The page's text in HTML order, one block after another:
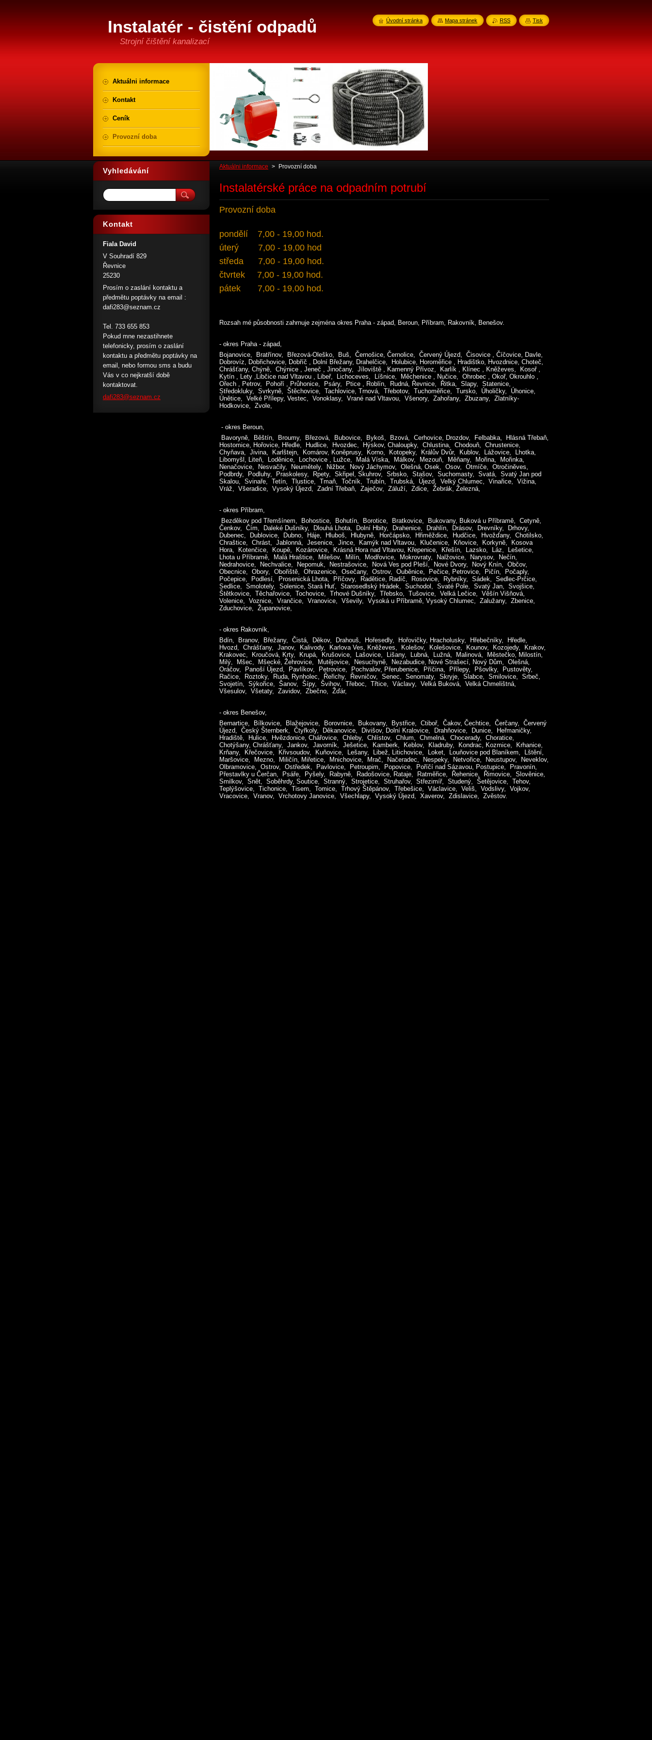
Instalatér - čistění odpadů
Strojní čištění kanalizací
Aktuálni informace > Provozní doba
Instalatérské práce na odpadním potrubí
Provozní doba
pondělí 7,00 - 19,00 hod.
úterý 7,00 - 19,00 hod
středa 7,00 - 19,00 hod.
čtvrtek 7,00 - 19,00 hod.
pátek 7,00 - 19,00 hod.
Rozsah mé působnosti zahrnuje zejména okres Praha - západ, Beroun, Příbram, Rakovník, Benešov.
- okres Praha - západ,
Bojanovice, Bratřínov, Březová-Oleško, Buš, Černošice, Černolice, Červený Újezd, Čisovice , Číčovice, Davle,
Dobrovíz, Dobřichovice, Dobříč , Dolní Břežany, Drahelčice, Holubice, Horoměřice , Hradištko, Hvozdnice, Choteč,
Chrášťany, Chýně, Chýnice , Jeneč , Jinočany, Jíloviště , Kamenný Přívoz, Karlík , Klínec , Kněževes, Kosoř ,
Kytín , Lety ,Libčice nad Vltavou , Libeř, Lichoceves, Líšnice, Měchenice , Nučice, Ohrobec , Okoř, Okrouhlo ,
Ořech , Petrov, Pohoří , Průhonice, Psáry, Ptice , Roblín, Rudná, Řevnice, Řitka, Slapy, Statenice,
Středokluky, Svrkyně, Štěchovice, Tachlovice, Trnová, Třebotov, Tuchoměřice, Tursko, Úholičky, Úhonice,
Únětice, Velké Přílepy, Vestec, Vonoklasy, Vrané nad Vltavou, Všenory, Zahořany, Zbuzany, Zlatníky-
Hodkovice, Zvole,
- okres Beroun,
Bavoryně, Běštín, Broumy, Březová, Bubovice, Bykoš, Bzová, Cerhovice, Drozdov, Felbabka, Hlásná Třebaň,
Hostomice, Hořovice, Hředle, Hudlice, Hvozdec, Hýskov, Chaloupky, Chlustina, Chodouň, Chrustenice,
Chyňava, Jivina, Karlštejn, Komárov, Koněprusy, Korno, Kotopeky, Králův Dvůr, Kublov, Lážovice, Lhotka,
Libomyšl, Liteň, Loděnice, Lochovice , Lužce, Malá Víska, Málkov, Mezouň, Měňany, Mořina, Mořinka,
Nenačovice, Nesvačily, Neumětely, Nižbor, Nový Jáchymov, Olešná, Osek, Osov, Otmíče, Otročiněves,
Podbrdy, Podluhy, Praskolesy, Rpety, Skřipel, Skuhrov, Srbsko, Stašov, Suchomasty, Svatá, Svatý Jan pod
Skalou, Svinaře, Tetín, Tlustice, Tmaň, Točník, Trubín, Trubská, Újezd, Velký Chlumec, Vinařice, Vižina,
Vráž, Všeradice, Vysoký Újezd, Zadní Třebaň, Zaječov, Záluží, Zdice, Žebrák, Železná,
- okres Příbram,
Bezděkov pod Třemšínem, Bohostice, Bohutín, Borotice, Bratkovice, Bukovany, Buková u Příbramě, Cetyně,
Čenkov, Čím, Daleké Dušníky, Dlouhá Lhota, Dolní Hbity, Drahenice, Drahlín, Drásov, Drevníky, Drhovy,
Dubenec, Dublovice, Dubno, Háje, Hluboš, Hlubyně, Horčápsko, Hřiměždice, Hudčice, Hvožďany, Chotilsko,
Chraštice, Chrást, Jablonná, Jesenice, Jince, Kamýk nad Vltavou, Klučenice, Kňovice, Korkyně, Kosova
Hora, Kotenčice, Koupě, Kozárovice, Krásná Hora nad Vltavou, Křepenice, Křešín, Lazsko, Láz, Lešetice,
Lhota u Příbramě, Malá Hraštice, Milešov, Milín, Modřovice, Mokrovraty, Nalžovice, Narysov, Nečín,
Nedrahovice, Nechvalice, Nepomuk, Nestrašovice, Nová Ves pod Pleší, Nové Dvory, Nový Knín, Občov,
Obecnice, Obory, Obořiště, Ohrazenice, Osečany, Ostrov, Ouběnice, Pečice, Petrovice, Pičín, Počaply,
Počepice, Podlesí, Prosenická Lhota, Příčovy, Radětice, Radíč, Rosovice, Rybníky, Sádek, Sedlec-Prčice,
Sedlice, Smolotely, Solenice, Stará Huť, Starosedlský Hrádek, Suchodol, Svaté Pole, Svatý Jan, Svojšice,
Štětkovice, Těchařovice, Tochovice, Trhové Dušníky, Třebsko, Tušovice, Velká Lečice, Věšín Višňová,
Volenice, Voznice, Vrančice, Vranovice, Vševily, Vysoká u Příbramě, Vysoký Chlumec, Zalužany, Zbenice,
Zduchovice, Županovice,
- okres Rakovník,
Bdín, Branov, Břežany, Čistá, Děkov, Drahouš, Hořesedly, Hořovičky, Hracholusky, Hřebečníky, Hředle,
Hvozd, Chrášťany, Janov, Kalivody, Karlova Ves, Kněževes, Kolešov, Kolešovice, Kounov, Kozojedy, Krakov,
Krakovec, Kroučová, Krty, Krupá, Krušovice, Lašovice, Lišany, Lubná, Lužná, Malinová, Městečko, Milostín,
Milý, Mšec, Mšecké, Žehrovice, Mutějovice, Nesuchyně, Nezabudice, Nové Strašecí, Nový Dům, Olešná,
Oráčov, Panoší Újezd, Pavlíkov, Petrovice, Pochvalov, Přerubenice, Příčina, Přílepy, Pšovlky, Pustověty,
Račice, Roztoky, Ruda, Rynholec, Řeřichy, Řevničov, Senec, Senomaty, Skryje, Slabce, Smilovice, Srbeč,
Svojetín, Sýkořice, Šanov, Šípy, Švihov, Třeboc, Třtice, Václavy, Velká Buková, Velká Chmelištná,
Všesulov, Všetaty, Zavidov, Zbečno, Žďár,
- okres Benešov,
Bernartice, Bílkovice, Blažejovice, Borovnice, Bukovany, Bystřice, Ctiboř, Čakov, Čechtice, Čerčany, Červený
Újezd, Český Šternberk, Čtyřkoly, Děkanovice, Divišov, Dolní Kralovice, Drahňovice, Dunice, Heřmaničky,
Hradiště, Hulice, Hvězdonice, Chářovice, Chleby, Chlístov, Chlum, Chmelná, Chocerady, Choratice,
Chotýšany, Chrášťany, Jankov, Javorník, Ješetice, Kamberk, Keblov, Kladruby, Kondrac, Kozmice, Krhanice,
Krňany, Křečovice, Křivsoudov, Kuňovice, Lešany, Libež, Litichovice, Loket, Louňovice pod Blaníkem, Lštění,
Maršovice, Mezno, Miličín, Miřetice, Mnichovice, Mrač, Načeradec, Nespeky, Netvořice, Neustupov, Neveklov,
Olbramovice, Ostrov, Ostředek, Pavlovice, Petroupim, Popovice, Poříčí nad Sázavou, Postupice, Pravonín,
Přestavlky u Čerčan, Psáře, Pyšely, Rabyně, Radošovice, Rataje, Ratměřice, Řehenice, Řimovice, Slověnice,
Smilkov, Snět, Soběhrdy, Soutice, Stranný, Strojetice, Struhařov, Střezimíř, Studený, Šetějovice, Tehov,
Teplýšovice, Tichonice, Tisem, Tomice, Trhový Štěpánov, Třebešice, Václavice, Veliš, Vodslivy, Vojkov,
Vracovice, Vranov, Vrchotovy Janovice, Všechlapy, Vysoký Újezd, Xaverov, Zdislavice, Zvěstov.
Aktuálni informace
Kontakt
Ceník
Provozní doba
Vyhledávání
Kontakt
Fiala David
V Souhradí 829
Řevnice
25230
Prosím o zaslání kontaktu a
předmětu poptávky na email :
dafi283@seznam.cz
Tel. 733 655 853
Pokud mne nezastihnete
telefonicky, prosím o zaslání
kontaktu a předmětu poptávky na
email, nebo formou sms a budu
Vás v co nejkratší době
kontaktovat.
dafi283@seznam.cz
Úvodní stránka Mapa stránek RSS Tisk